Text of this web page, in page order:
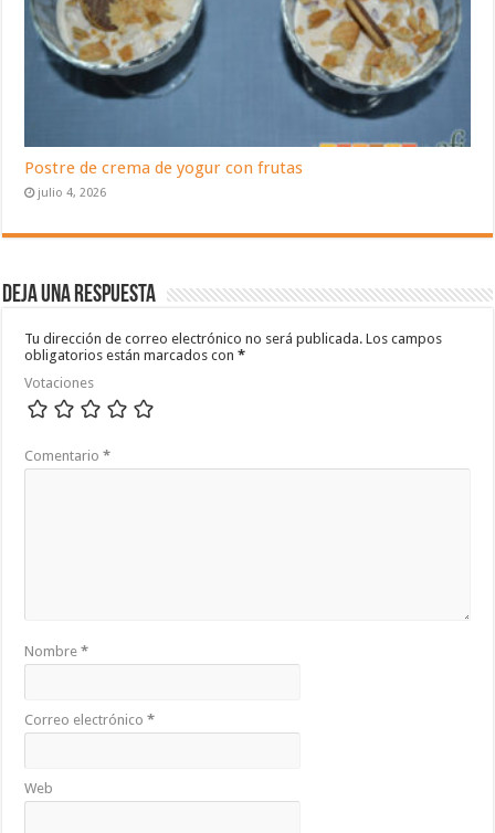
Postre de crema de yogur con frutas
julio 4, 2026
Deja una respuesta
Tu dirección de correo electrónico no será publicada. Los campos
obligatorios están marcados con*
Votaciones
Comentario*
Nombre*
Correo electrónico*
Web